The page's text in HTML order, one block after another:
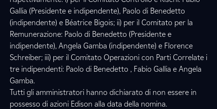
Gallia (Presidente e indipendente), Paolo di Benedetto
(indipendente) e Béatrice Bigois; ii) per il Comitato per la
Remunerazione: Paolo di Benedetto (Presidente e
indipendente), Angela Gamba (indipendente) e Florence
Schreiber; iii) per il Comitato Operazioni con Parti Correlate i
tre indipendenti: Paolo di Benedetto , Fabio Gallia e Angela
Gamba.
Tutti gli amministratori hanno dichiarato di non essere in
possesso di azioni Edison alla data della nomina.